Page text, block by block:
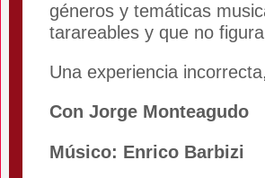
géneros y temáticas
tarareables y que no
Una experiencia
Con Jorge Monteagudo
Músico: Enrico Barbizi